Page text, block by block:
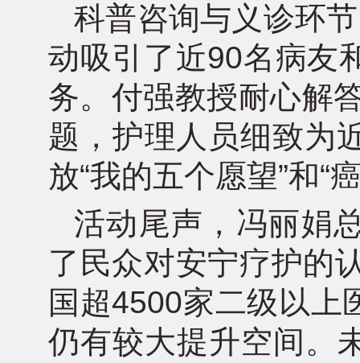
科普咨询与义诊环
动吸引了近90名病友
务。付强教授耐心解
题，护理人员细致为
放“我的五个愿望”和“
活动尾声，冯丽娟
了民众对安宁疗护的
国超4500家二级以上
仍有较大提升空间。